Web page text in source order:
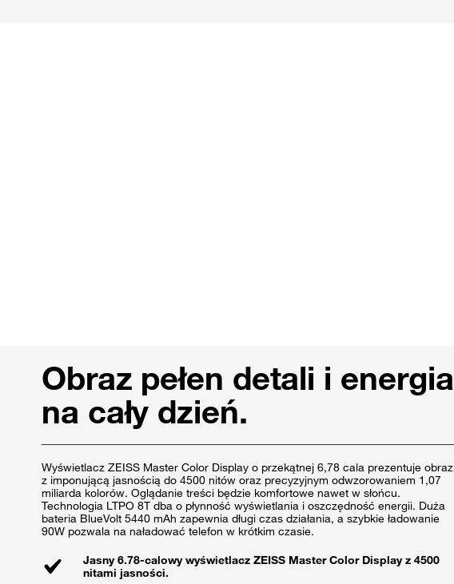
Obraz pełen detali i energia
na cały dzień.
Wyświetlacz ZEISS Master Color Display o przekątnej 6,78 cala prezentuje obraz
z imponującą jasnością do 4500 nitów oraz precyzyjnym odwzorowaniem 1,07
miliarda kolorów. Oglądanie treści będzie komfortowe nawet w słońcu.
Technologia LTPO 8T dba o płynność wyświetlania i oszczędność energii. Duża
bateria BlueVolt 5440 mAh zapewnia długi czas działania, a szybkie ładowanie
90W pozwala na naładować telefon w krótkim czasie.
Jasny 6.78-calowy wyświetlacz ZEISS Master Color Display z 4500
nitami jasności.